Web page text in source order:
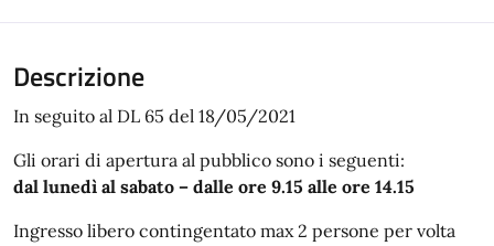
Descrizione
In seguito al DL 65 del 18/05/2021
Gli orari di apertura al pubblico sono i seguenti:
dal lunedì al sabato – dalle ore 9.15 alle ore 14.15
Ingresso libero contingentato max 2 persone per volta